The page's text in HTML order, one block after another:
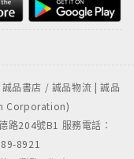
品書店 / 誠品物流 | 誠品
Corporation)
路204號B1 服務電話：
8921